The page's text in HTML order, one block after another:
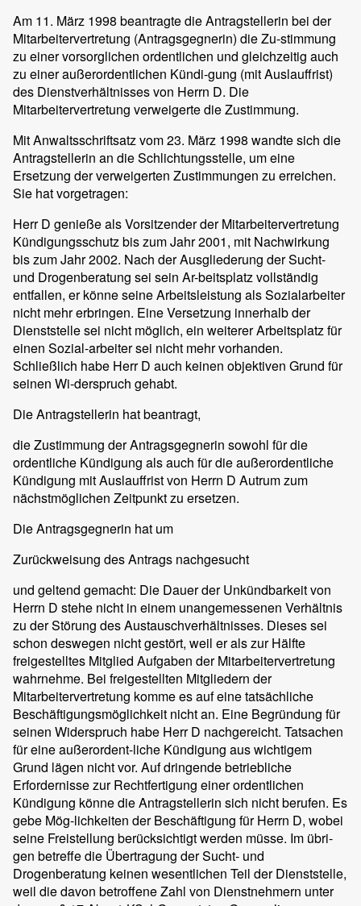
Am 11. März 1998 beantragte die Antragstellerin bei der
Mitarbeitervertretung (Antragsgegnerin) die Zu-stimmung
zu einer vorsorglichen ordentlichen und gleichzeitig auch
zu einer außerordentlichen Kündi-gung (mit Auslauffrist)
des Dienstverhältnisses von Herrn D. Die
Mitarbeitervertretung verweigerte die Zustimmung.
Mit Anwaltsschriftsatz vom 23. März 1998 wandte sich die
Antragstellerin an die Schlichtungsstelle, um eine
Ersetzung der verweigerten Zustimmungen zu erreichen.
Sie hat vorgetragen:
Herr D genieße als Vorsitzender der Mitarbeitervertretung
Kündigungsschutz bis zum Jahr 2001, mit Nachwirkung
bis zum Jahr 2002. Nach der Ausgliederung der Sucht-
und Drogenberatung sei sein Ar-beitsplatz vollständig
entfallen, er könne seine Arbeitsleistung als Sozialarbeiter
nicht mehr erbringen. Eine Versetzung innerhalb der
Dienststelle sei nicht möglich, ein weiterer Arbeitsplatz für
einen Sozial-arbeiter sei nicht mehr vorhanden.
Schließlich habe Herr D auch keinen objektiven Grund für
seinen Wi-derspruch gehabt.
Die Antragstellerin hat beantragt,
die Zustimmung der Antragsgegnerin sowohl für die
ordentliche Kündigung als auch für die außerordentliche
Kündigung mit Auslauffrist von Herrn D Autrum zum
nächstmöglichen Zeitpunkt zu ersetzen.
Die Antragsgegnerin hat um
Zurückweisung des Antrags nachgesucht
und geltend gemacht: Die Dauer der Unkündbarkeit von
Herrn D stehe nicht in einem unangemessenen Verhältnis
zu der Störung des Austauschverhältnisses. Dieses sei
schon deswegen nicht gestört, weil er als zur Hälfte
freigestelltes Mitglied Aufgaben der Mitarbeitervertretung
wahrnehme. Bei freigestellten Mitgliedern der
Mitarbeitervertretung komme es auf eine tatsächliche
Beschäftigungsmöglichkeit nicht an. Eine Begründung für
seinen Widerspruch habe Herr D nachgereicht. Tatsachen
für eine außerordent-liche Kündigung aus wichtigem
Grund lägen nicht vor. Auf dringende betriebliche
Erfordernisse zur Rechtfertigung einer ordentlichen
Kündigung könne die Antragstellerin sich nicht berufen. Es
gebe Mög-lichkeiten der Beschäftigung für Herrn D, wobei
seine Freistellung berücksichtigt werden müsse. Im übri-
gen betreffe die Übertragung der Sucht- und
Drogenberatung keinen wesentlichen Teil der Dienststelle,
weil die davon betroffene Zahl von Dienstnehmern unter